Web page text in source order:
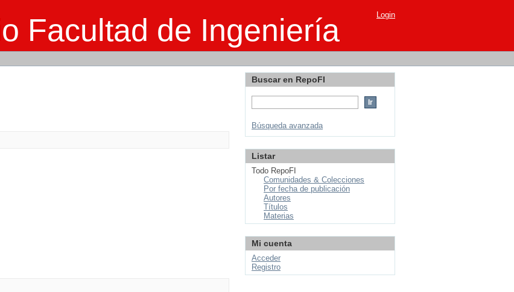
Facultad de Ingeniería Login
Buscar en RepoFI
Búsqueda avanzada
Listar
Todo RepoFI
Comunidades & Colecciones
Por fecha de publicación
Autores
Títulos
Materias
Mi cuenta
Acceder
Registro